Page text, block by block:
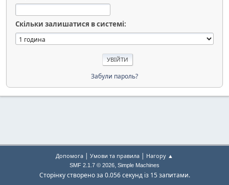
Скільки залишатися в системі:
Забули пароль?
Допомога | Умови та правила | Нагору ▲
SMF 2.1.7 © 2026, Simple Machines
Сторінку створено за 0.056 секунд із 15 запитами.